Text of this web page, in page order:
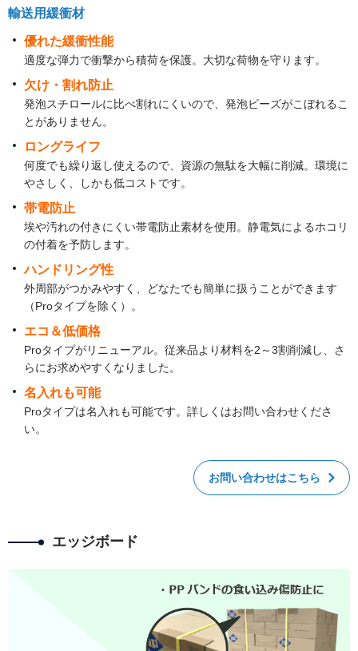
輸送用緩衝材
優れた緩衝性能
適度な弾力で衝撃から積荷を保護。大切な荷物を守ります。
欠け・割れ防止
発泡スチロールに比べ割れにくいので、発泡ビーズがこぼれるこ
とがありません。
ロングライフ
何度でも繰り返し使えるので、資源の無駄を大幅に削減。環境に
やさしく、しかも低コストです。
帯電防止
埃や汚れの付きにくい帯電防止素材を使用。静電気によるホコリ
の付着を予防します。
ハンドリング性
外周部がつかみやすく、どなたでも簡単に扱うことができます
（Proタイプを除く）。
エコ＆低価格
Proタイプがリニューアル。従来品より材料を2～3割削減し、さ
らにお求めやすくなりました。
名入れも可能
Proタイプは名入れも可能です。詳しくはお問い合わせくださ
い。
お問い合わせはこちら
エッジボード